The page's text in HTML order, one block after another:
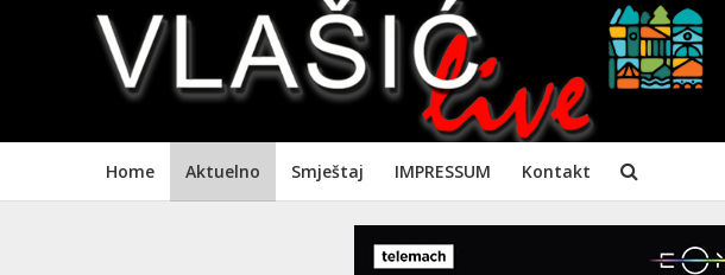
Home Aktuelno Smještaj IMPRESSUM Kontakt